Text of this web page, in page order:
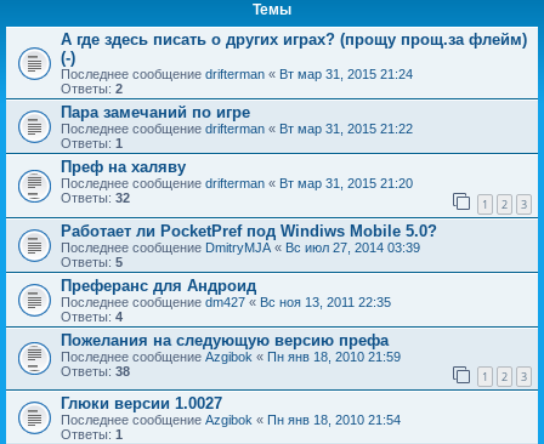
Темы
А где здесь писать о других играх? (прощу прощ.за флейм)
(-)
Последнее сообщение drifterman « Вт мар 31, 2015 21:24
Ответы: 2
Пара замечаний по игре
Последнее сообщение drifterman « Вт мар 31, 2015 21:22
Ответы: 1
Преф на халяву
Последнее сообщение drifterman « Вт мар 31, 2015 21:20
Ответы: 32 1 2 3
Работает ли PocketPref под Windiws Mobile 5.0?
Последнее сообщение DmitryMJA « Вс июл 27, 2014 03:39
Ответы: 5
Преферанс для Андроид
Последнее сообщение dm427 « Вс ноя 13, 2011 22:35
Ответы: 4
Пожелания на следующую версию префа
Последнее сообщение Azgibok « Пн янв 18, 2010 21:59
Ответы: 38 1 2 3
Глюки версии 1.0027
Последнее сообщение Azgibok « Пн янв 18, 2010 21:54
Ответы: 1